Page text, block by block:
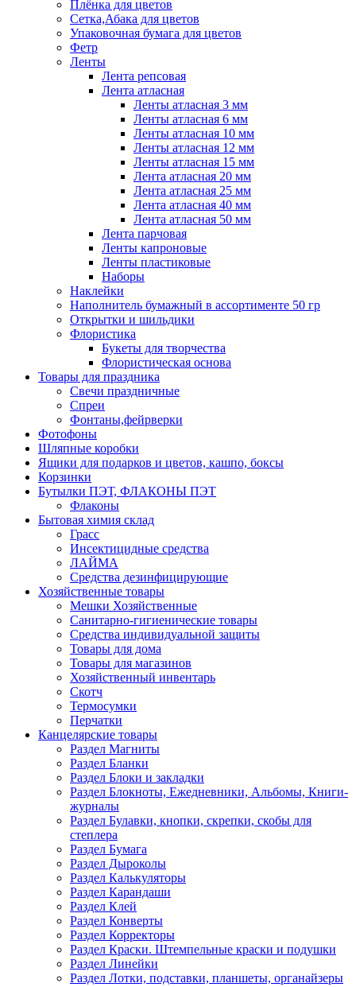
Плёнка для цветов
Сетка,Абака для цветов
Упаковочная бумага для цветов
Фетр
Ленты
Лента репсовая
Лента атласная
Ленты атласная 3 мм
Ленты атласная 6 мм
Ленты атласная 10 мм
Ленты атласная 12 мм
Ленты атласная 15 мм
Лента атласная 20 мм
Лента атласная 25 мм
Лента атласная 40 мм
Лента атласная 50 мм
Лента парчовая
Ленты капроновые
Ленты пластиковые
Наборы
Наклейки
Наполнитель бумажный в ассортименте 50 гр
Открытки и шильдики
Флористика
Букеты для творчества
Флористическая основа
Товары для праздника
Свечи праздничные
Спреи
Фонтаны,фейрверки
Фотофоны
Шляпные коробки
Ящики для подарков и цветов, кашпо, боксы
Корзинки
Бутылки ПЭТ, ФЛАКОНЫ ПЭТ
Флаконы
Бытовая химия склад
Грасс
Инсектицидные средства
ЛАЙМА
Средства дезинфицирующие
Хозяйственные товары
Мешки Хозяйственные
Санитарно-гигиенические товары
Средства индивидуальной защиты
Товары для дома
Товары для магазинов
Хозяйственный инвентарь
Скотч
Термосумки
Перчатки
Канцелярские товары
Раздел Магниты
Раздел Бланки
Раздел Блоки и закладки
Раздел Блокноты, Ежедневники, Альбомы, Книги-
журналы
Раздел Булавки, кнопки, скрепки, скобы для
степлера
Раздел Бумага
Раздел Дыроколы
Раздел Калькуляторы
Раздел Карандаши
Раздел Клей
Раздел Конверты
Раздел Корректоры
Раздел Краски. Штемпельные краски и подушки
Раздел Линейки
Раздел Лотки, подставки, планшеты, органайзеры